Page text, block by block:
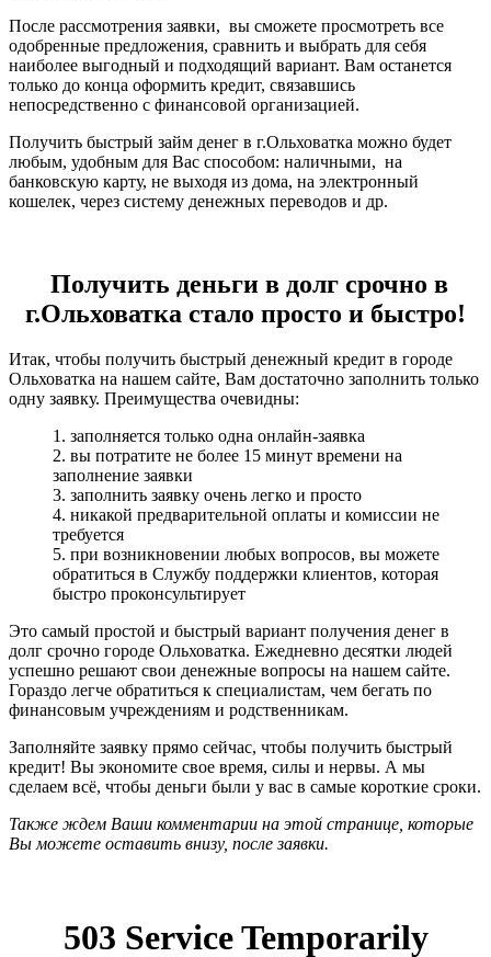
После рассмотрения заявки, вы сможете просмотреть все
одобренные предложения, сравнить и выбрать для себя
наиболее выгодный и подходящий вариант. Вам останется
только до конца оформить кредит, связавшись
непосредственно с финансовой организацией.
Получить быстрый займ денег в г.Ольховатка можно будет
любым, удобным для Вас способом: наличными, на
банковскую карту, не выходя из дома, на электронный
кошелек, через систему денежных переводов и др.
Получить деньги в долг срочно в
г.Ольховатка стало просто и быстро!
Итак, чтобы получить быстрый денежный кредит в городе
Ольховатка на нашем сайте, Вам достаточно заполнить только
одну заявку. Преимущества очевидны:
1. заполняется только одна онлайн-заявка
2. вы потратите не более 15 минут времени на
заполнение заявки
3. заполнить заявку очень легко и просто
4. никакой предварительной оплаты и комиссии не
требуется
5. при возникновении любых вопросов, вы можете
обратиться в Службу поддержки клиентов, которая
быстро проконсультирует
Это самый простой и быстрый вариант получения денег в
долг срочно городе Ольховатка. Ежедневно десятки людей
успешно решают свои денежные вопросы на нашем сайте.
Гораздо легче обратиться к специалистам, чем бегать по
финансовым учреждениям и родственникам.
Заполняйте заявку прямо сейчас, чтобы получить быстрый
кредит! Вы экономите свое время, силы и нервы. А мы
сделаем всё, чтобы деньги были у вас в самые короткие сроки.
Также ждем Ваши комментарии на этой странице, которые
Вы можете оставить внизу, после заявки.